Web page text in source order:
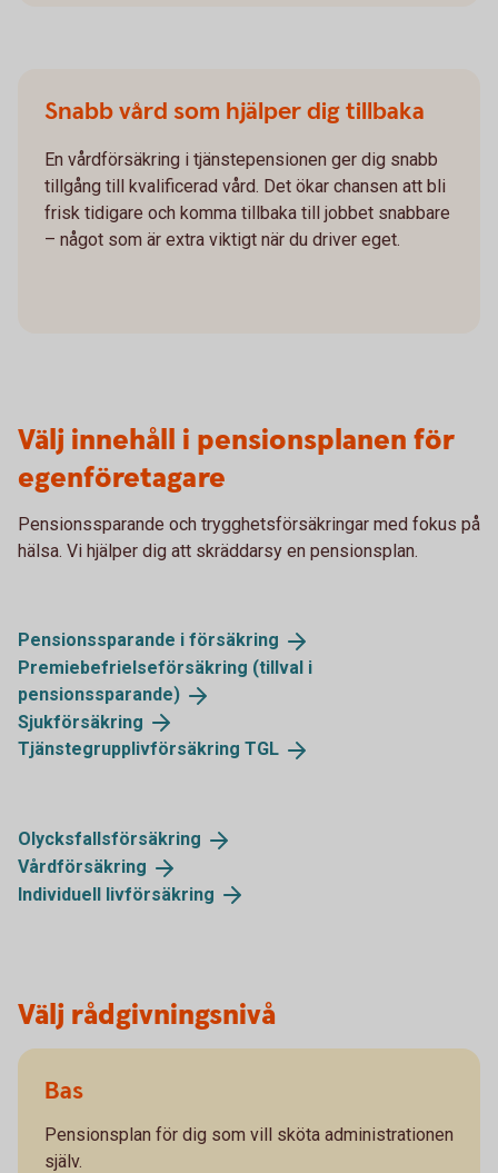
Snabb vård som hjälper dig tillbaka
En vårdförsäkring i tjänstepensionen ger dig snabb
tillgång till kvalificerad vård. Det ökar chansen att bli
frisk tidigare och komma tillbaka till jobbet snabbare
– något som är extra viktigt när du driver eget.
Välj innehåll i pensionsplanen för
egenföretagare
Pensionssparande och trygghetsförsäkringar med fokus på
hälsa. Vi hjälper dig att skräddarsy en pensionsplan.
Pensionssparande i försäkring
Premiebefrielseförsäkring (tillval i
pensionssparande)
Sjukförsäkring
Tjänstegrupplivförsäkring TGL
Olycksfallsförsäkring
Vårdförsäkring
Individuell livförsäkring
Välj rådgivningsnivå
Bas
Pensionsplan för dig som vill sköta administrationen
själv.